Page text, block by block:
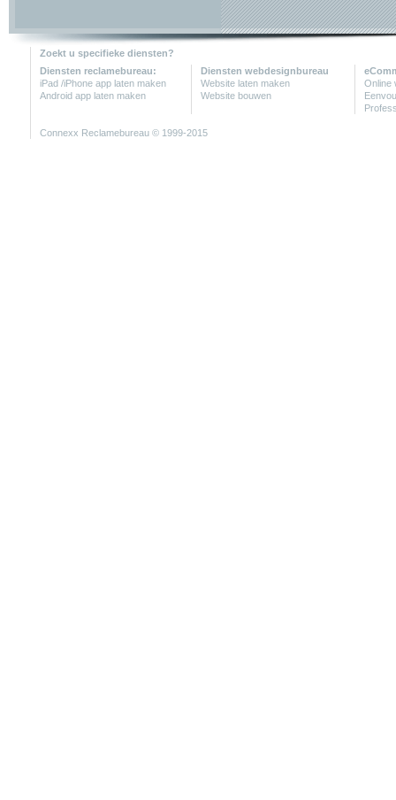
Zoekt u specifieke diensten?
Diensten reclamebureau:
iPad /iPhone app laten maken
Android app laten maken
Diensten webdesignbureau
Website laten maken
Website bouwen
Online
Connexx Reclamebureau © 1999-2015